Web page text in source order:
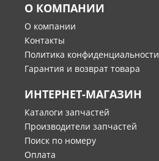
О КОМПАНИИ
О компании
Контакты
Политика конфиденциальности
Гарантия и возврат товара
ИНТЕРНЕТ-МАГАЗИН
Каталоги запчастей
Производители запчастей
Поиск по номеру
Оплата